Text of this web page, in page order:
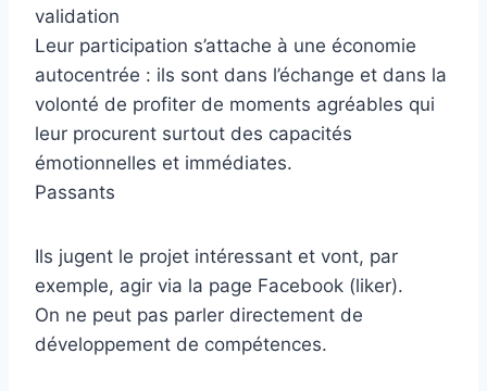
validation
Leur participation s’attache à une économie
autocentrée : ils sont dans l’échange et dans la
volonté de profiter de moments agréables qui
leur procurent surtout des capacités
émotionnelles et immédiates.
Passants
Ils jugent le projet intéressant et vont, par
exemple, agir via la page Facebook (liker).
On ne peut pas parler directement de
développement de compétences.